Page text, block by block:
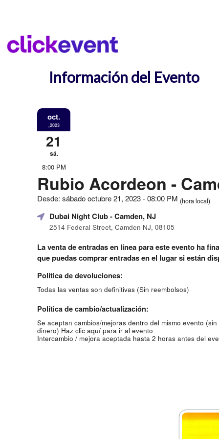
Información del Evento
oct.
,2023
21
sá.
8:00 PM
Rubio Acordeon -
Desde: sábado octubre 21, 2023 - 08:00 PM (hora local)
Dubai Night Club- Camden, NJ
2514 Federal Street, Camden NJ, 08105
La venta de entradas en línea para este evento ha
que puedas comprar entradas en el lugar si están
Política de devoluciones:
Todas las ventas son definitivas (Sin reembolsos)
Política de cambio/actualización:
Se aceptan cambios/mejoras dentro del mismo evento
dinero) Haz clic aquí para ir al evento
Intercambio / mejora aceptada hasta 2 horas antes del